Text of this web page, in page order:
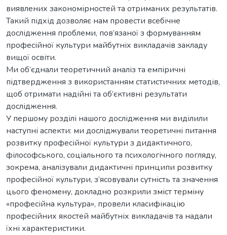
виявлених закономірностей та отриманих результатів.
Такий підхід дозволяє нам провести всебічне
дослідження проблеми, пов’язаної з формуванням
професійної культури майбутніх викладачів закладу
вищої освіти.
Ми об’єднали теоретичний аналіз та емпіричні
підтвердження з використанням статистичних методів,
щоб отримати надійні та об’єктивні результати
дослідження.
У першому розділі нашого дослідження ми виділили
наступні аспекти: ми досліджували теоретичні питання
розвитку професійної культури з дидактичного,
філософського, соціального та психологічного погляду,
зокрема, аналізували дидактичні принципи розвитку
професійної культури, з’ясовували сутність та значення
цього феномену, докладно розкрили зміст терміну
«професійна культура», провели класифікацію
професійних якостей майбутніх викладачів та надали
їхні характеристики.